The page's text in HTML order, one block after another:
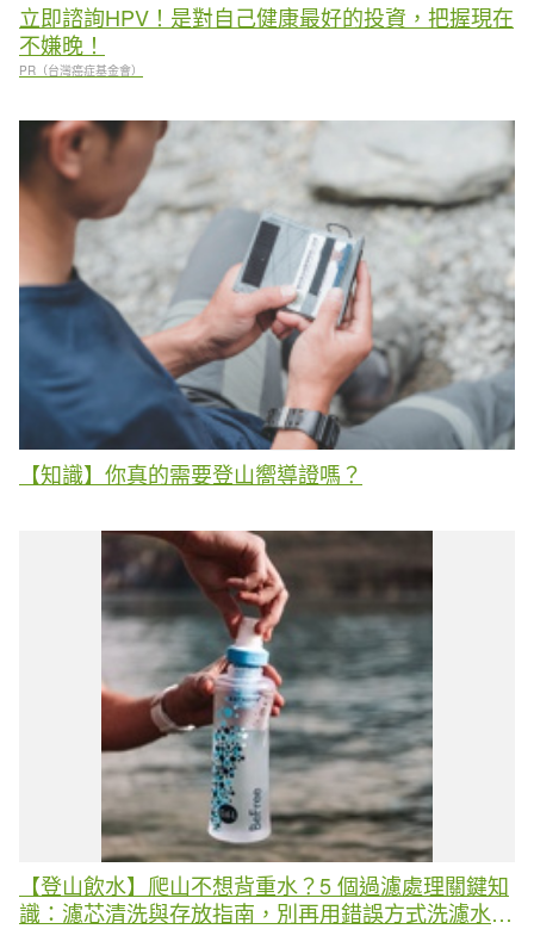
立即諮詢HPV！是對自己健康最好的投資，把握現在
不嫌晚！
PR（台灣癌症基金會）
【知識】你真的需要登山嚮導證嗎？
【登山飲水】爬山不想背重水？5 個過濾處理關鍵知
識：濾芯清洗與存放指南，別再用錯誤方式洗濾水